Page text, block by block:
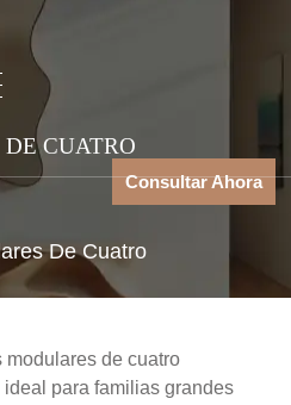
CUATRO
De Cuatro
Consultar Ahora
modulares de cuatro
para familias grandes